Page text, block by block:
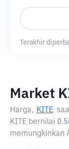
Terakhir
Market
Harga, KITE
KITE bernilai
memungkinkan